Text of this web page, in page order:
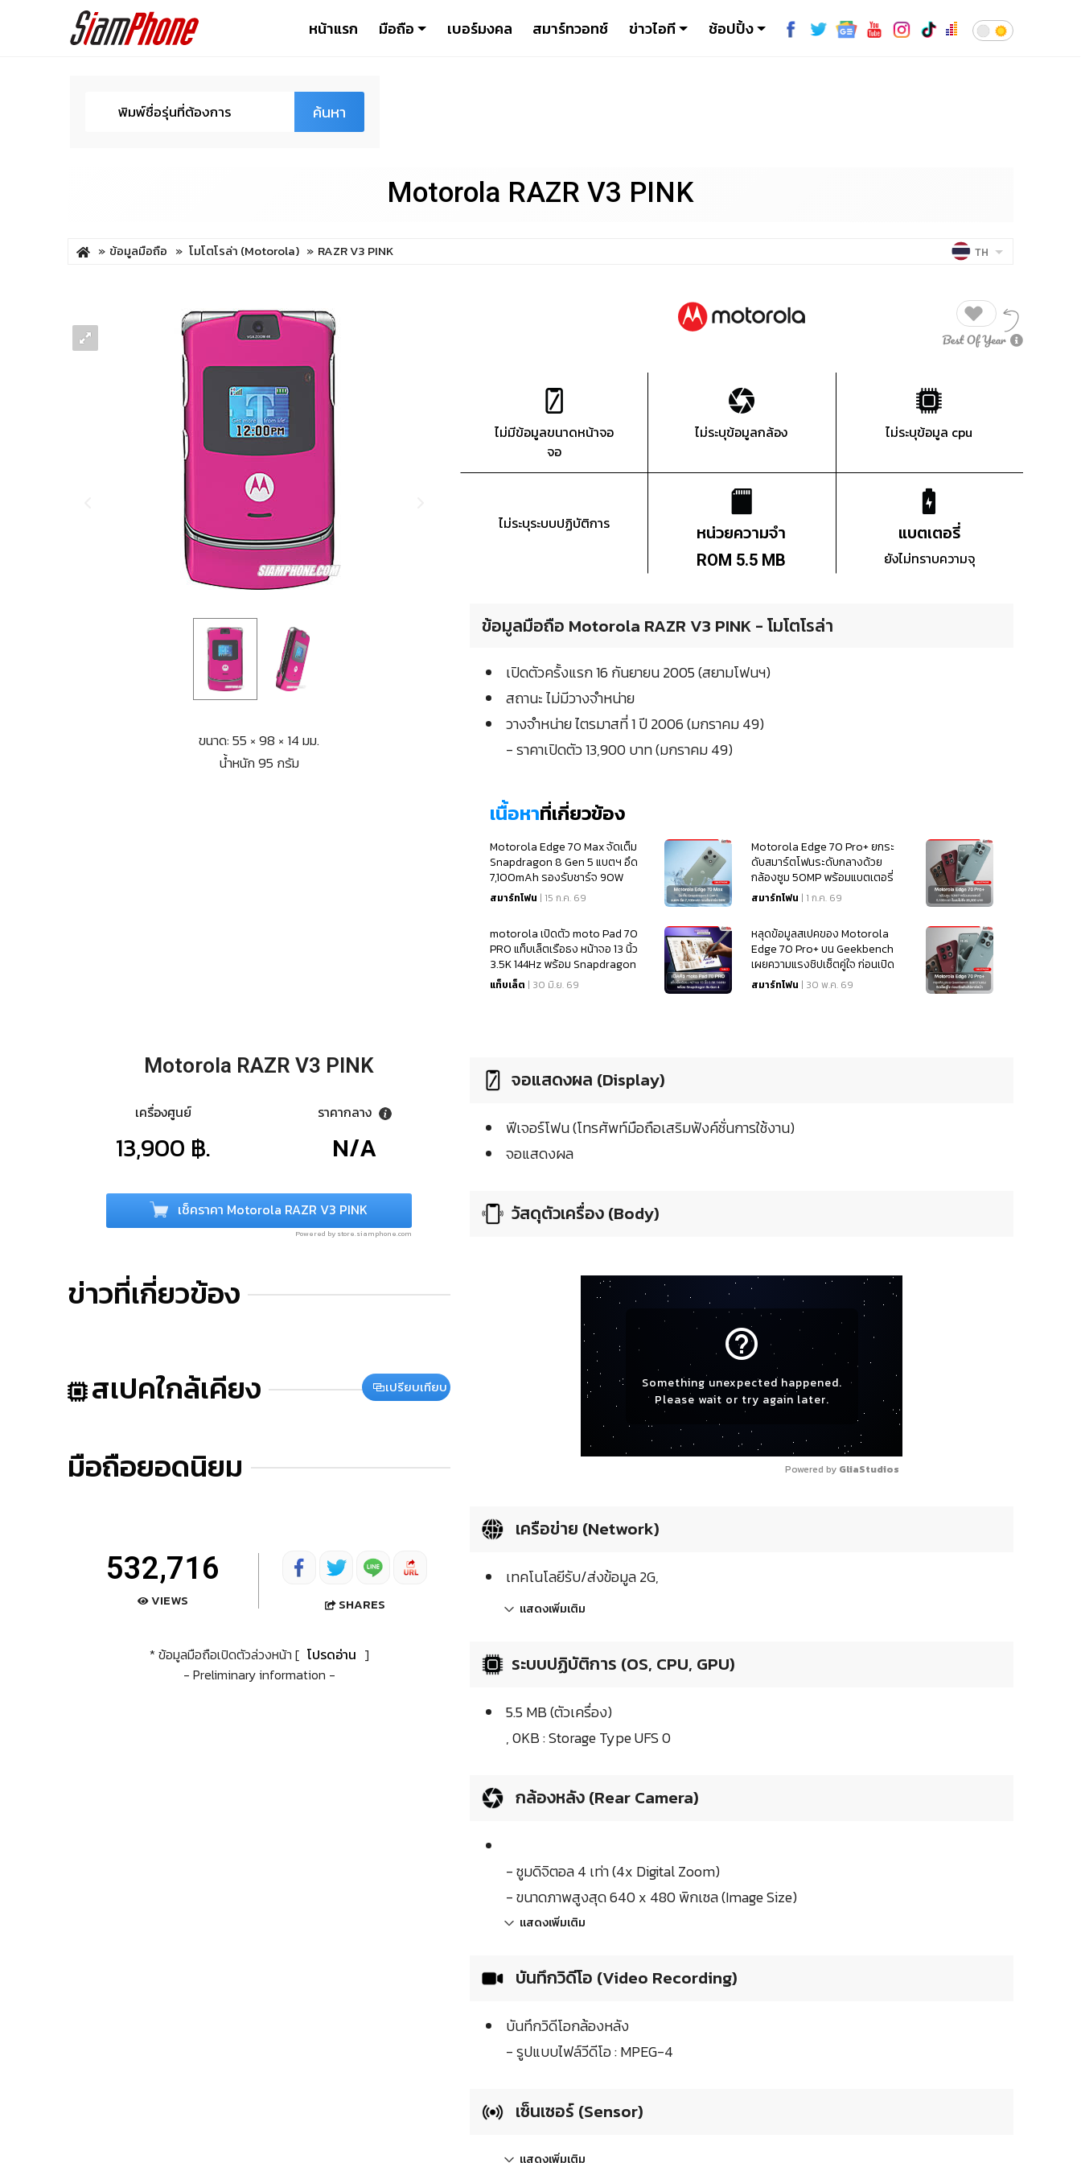
หน้าแรก มือถือ เบอร์มงคล สมาร์ทวอทช์ ข่าวไอที ช้อปปิ้ง
ค้นหา
Motorola RAZR V3 PINK
ข้อมูลมือถือ โมโตโรล่า (Motorola) RAZR V3 PINK TH
ขนาด: 55 × 98 × 14 มม.
น้ำหนัก 95 กรัม
Motorola RAZR V3 PINK
เครื่องศูนย์
13,900 ฿.
ราคากลาง
N/A
เช็คราคา Motorola RAZR V3 PINK
Powered by store.siamphone.com
ข่าวที่เกี่ยวข้อง
สเปคใกล้เคียง เปรียบเทียบ
มือถือยอดนิยม
532,716
VIEWS SHARES
* ข้อมูลมือถือเปิดตัวล่วงหน้า [ โปรดอ่าน ]
- Preliminary information -
ไม่มีข้อมูลขนาดหน้าจอ
จอ
ไม่ระบุข้อมูลกล้อง ไม่ระบุข้อมูล cpu
ไม่ระบุระบบปฏิบัติการ หน่วยความจำ
ROM 5.5 MB
แบตเตอรี่
ยังไม่ทราบความจุ
ข้อมูลมือถือ Motorola RAZR V3 PINK - โมโตโรล่า
เปิดตัวครั้งแรก 16 กันยายน 2005 (สยามโฟนฯ)
สถานะ ไม่มีวางจำหน่าย
วางจำหน่าย ไตรมาสที่ 1 ปี 2006 (มกราคม 49)
- ราคาเปิดตัว 13,900 บาท (มกราคม 49)
เนื้อหาที่เกี่ยวข้อง
Motorola Edge 70 Max จัดเต็ม
Snapdragon 8 Gen 5 แบตฯ อึด
7,100mAh รองรับชาร์จ 90W
สมาร์ทโฟน | 15 ก.ค. 69
Motorola Edge 70 Pro+ ยกระ
ดับสมาร์ตโฟนระดับกลางด้วย
กล้องซูม 50MP พร้อมแบตเตอรี่
6,500mAh ในงบไม่ถึง 20,000
สมาร์ทโฟน | 1 ก.ค. 69
motorola เปิดตัว moto Pad 70
PRO แท็บเล็ตเรือธง หน้าจอ 13 นิ้ว
3.5K 144Hz พร้อม Snapdragon
8s Gen 4
แท็บเล็ต | 30 มิ.ย. 69
หลุดข้อมูลสเปคของ Motorola
Edge 70 Pro+ บน Geekbench
เผยความแรงชิปเซ็ตคู่ใจ ก่อนเปิด
ตัวสัปดาห์หน้า
สมาร์ทโฟน | 30 พ.ค. 69
จอแสดงผล (Display)
ฟีเจอร์โฟน (โทรศัพท์มือถือเสริมฟังค์ชั่นการใช้งาน)
จอแสดงผล
วัสดุตัวเครื่อง (Body)
help_outline
Something unexpected happened.
Please wait or try again later.
Powered by GliaStudios
เครือข่าย (Network)
เทคโนโลยีรับ/ส่งข้อมูล 2G,
แสดงเพิ่มเติม
ระบบปฏิบัติการ (OS, CPU, GPU)
5.5 MB (ตัวเครื่อง)
, 0KB : Storage Type UFS 0
กล้องหลัง (Rear Camera)
- ซูมดิจิตอล 4 เท่า (4x Digital Zoom)
- ขนาดภาพสูงสุด 640 x 480 พิกเซล (Image Size)
แสดงเพิ่มเติม
บันทึกวิดีโอ (Video Recording)
บันทึกวิดีโอกล้องหลัง
- รูปแบบไฟล์วีดีโอ : MPEG-4
เซ็นเซอร์ (Sensor)
แสดงเพิ่มเติม